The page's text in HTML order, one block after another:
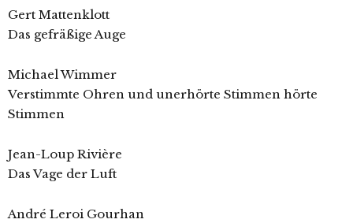
Gert Mattenklott
Das gefräßige Auge
Michael Wimmer
Verstimmte Ohren und unerhörte Stimmen hörte
Stimmen
Jean-Loup Rivière
Das Vage der Luft
André Leroi Gourhan